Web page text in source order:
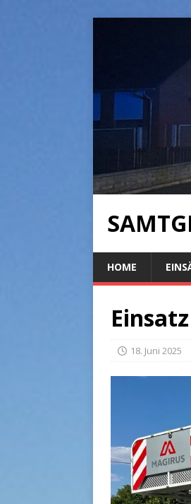
HOME
18. Juni 2025